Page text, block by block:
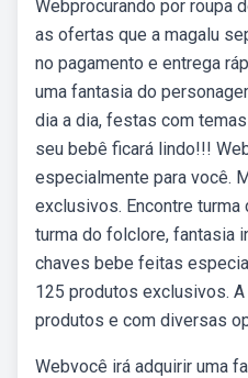
Webprocurando por roupa
as ofertas que a magalu
no pagamento e entrega
uma fantasia do
dia a dia, festas com
seu bebê ficará lindo!!!
especialmente para você.
exclusivos. Encontre turma
turma do folclore, fantasia
chaves bebe feitas
125 produtos exclusivos.
produtos e com diversas
Webvocê irá adquirir uma